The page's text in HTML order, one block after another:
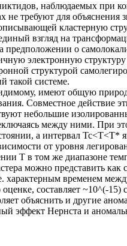
наблюдаемых при
требуют для объяснения
кластерную
взгляд на
о
электронную
структурой
такой системе.
имеют общую
Совместное действие
небольшие
между ними. При
а интервал Tc<T<T*
от уровня
T в том же диапазоне
можно представить
характерным временем
составляет ~10^(-15)
объяснить и другие
эффект Нернста и